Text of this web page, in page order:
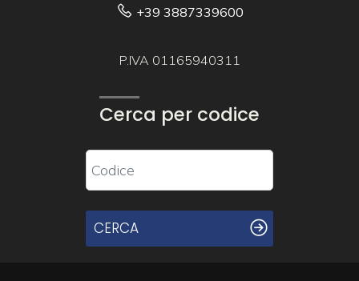
+39 3887339600
P.IVA 01165940311
Cerca per codice
CERCA